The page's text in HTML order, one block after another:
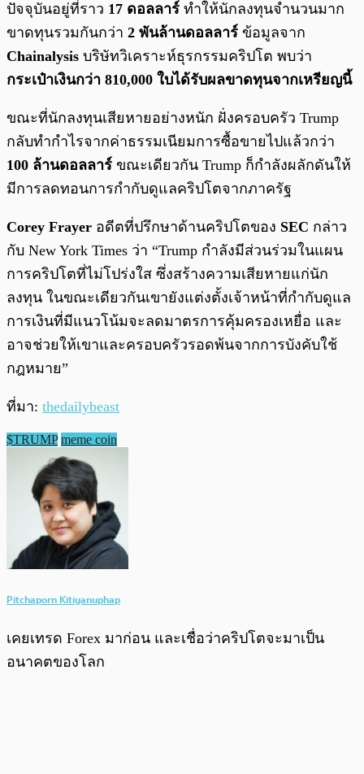
ปัจจุบันอยู่ที่ราว 17 ดอลลาร์ ทำให้นักลงทุนจำนวนมาก
ขาดทุนรวมกันกว่า 2 พันล้านดอลลาร์ ข้อมูลจาก
Chainalysis บริษัทวิเคราะห์ธุรกรรมคริปโต พบว่า
กระเป๋าเงินกว่า 810,000 ใบได้รับผลขาดทุนจากเหรียญนี้
ขณะที่นักลงทุนเสียหายอย่างหนัก ฝั่งครอบครัว Trump
กลับทำกำไรจากค่าธรรมเนียมการซื้อขายไปแล้วกว่า
100 ล้านดอลลาร์ ขณะเดียวกัน Trump ก็กำลังผลักดันให้
มีการลดทอนการกำกับดูแลคริปโตจากภาครัฐ
Corey Frayer อดีตที่ปรึกษาด้านคริปโตของ SEC กล่าว
กับ New York Times ว่า “Trump กำลังมีส่วนร่วมในแผน
การคริปโตที่ไม่โปร่งใส ซึ่งสร้างความเสียหายแก่นัก
ลงทุน ในขณะเดียวกันเขายังแต่งตั้งเจ้าหน้าที่กำกับดูแล
การเงินที่มีแนวโน้มจะลดมาตรการคุ้มครองเหยื่อ และ
อาจช่วยให้เขาและครอบครัวรอดพ้นจากการบังคับใช้
กฎหมาย”
ที่มา: thedailybeast
$TRUMP meme coin
Pitchaporn Kitiyanuphap
เคยเทรด Forex มาก่อน และเชื่อว่าคริปโตจะมาเป็น
อนาคตของโลก